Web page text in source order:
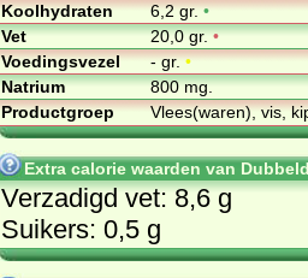
Koolhydraten
6,2 gr.•
Vet
20,0 gr.•
Voedingsvezel
- gr.•
Natrium
800 mg.
Productgroep
Vlees(waren), vis,
Extra calorie waarden van
Verzadigd vet: 8,6 g
Suikers: 0,5 g